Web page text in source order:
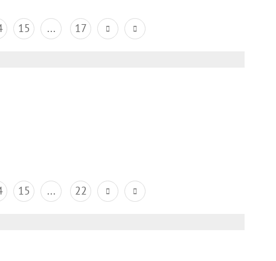
15 ... 17
15 ... 22